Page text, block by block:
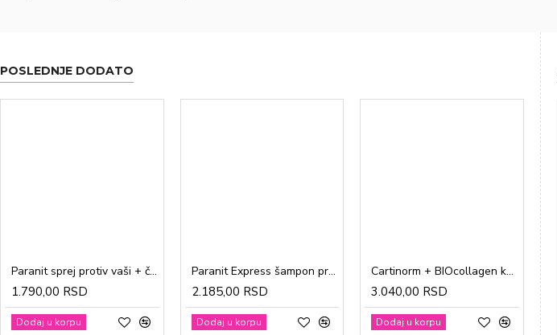
POSLEDNJE DODATO
Paranit sprej protiv vaši + češalj 100ml
1.790,00 RSD
Dodaj u korpu
Paranit Express šampon protiv vaši + češalj 200ml
2.185,00 RSD
Dodaj u korpu
Cartinorm + BIOcollagen kesice a20
3.040,00 RSD
Dodaj u korpu